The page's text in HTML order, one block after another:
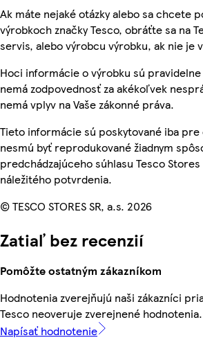
Ak máte nejaké otázky alebo sa chcete
výrobkoch značky Tesco, obráťte sa na
servis, alebo výrobcu výrobku, ak nie je
Hoci informácie o výrobku sú
nemá zodpovednosť za akékoľvek
nemá vplyv na Vaše zákonné práva.
Tieto informácie sú poskytované iba
nesmú byť reprodukované žiadnym
predchádzajúceho súhlasu Tesco
náležitého potvrdenia.
© TESCO STORES SR, a.s. 2026
Zatiaľ bez recenzií
Pomôžte ostatným zákazníkom
Hodnotenia zverejňujú naši zákazníci
Tesco neoveruje zverejnené hodnotenia.
Napísať hodnotenie